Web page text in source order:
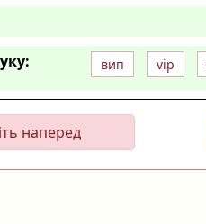
вип vip
наперед